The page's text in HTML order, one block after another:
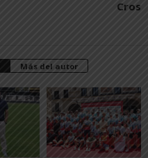
Cros
Más del autor